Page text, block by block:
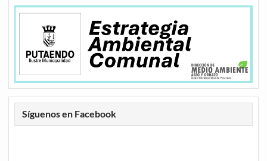
Síguenos en Facebook